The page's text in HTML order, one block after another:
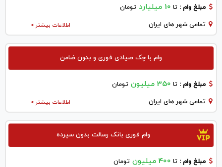
مبلغ وام : تا 10 میلیارد تومان
اطلاعات بیشتر > تمامی شهر های ایران
وام با چک صیادی فوری و بدون ضامن
مبلغ وام : تا 350 میلیون تومان
اطلاعات بیشتر > تمامی شهر های ایران
وام فوری بانک رسالت بدون سپرده
مبلغ وام : تا 400 میلیون تومان